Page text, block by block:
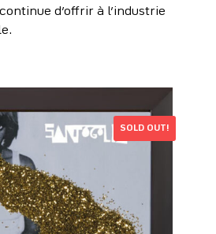
d’offrir à l’industrie
SOLD OUT!